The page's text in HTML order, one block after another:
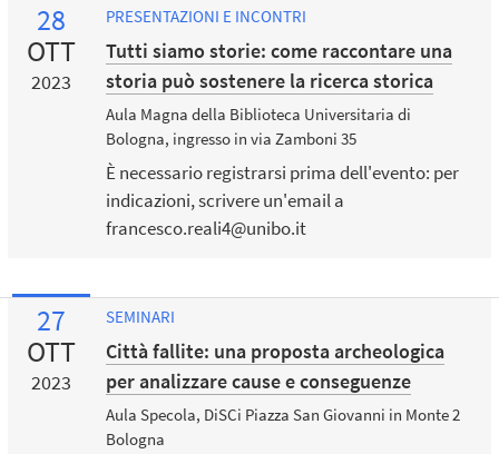
28
OTT
2023
PRESENTAZIONI E INCONTRI
Tutti siamo storie: come raccontare una
storia può sostenere la ricerca storica
Aula Magna della Biblioteca Universitaria di
Bologna, ingresso in via Zamboni 35
È necessario registrarsi prima dell'evento: per
indicazioni, scrivere un'email a
francesco.reali4@unibo.it
27
OTT
2023
SEMINARI
Città fallite: una proposta archeologica
per analizzare cause e conseguenze
Aula Specola, DiSCi Piazza San Giovanni in Monte 2
Bologna